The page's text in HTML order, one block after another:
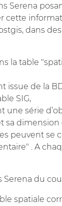
Serena
cette
dans
la table
issue de la
SIG,
série
sa
peuvent se
. A
du
spatiale